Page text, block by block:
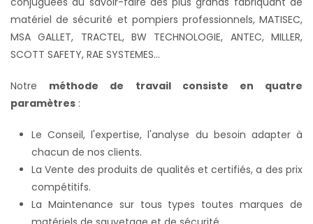
matériel de sécurité et pompiers professionnels, MATISEC,
MSA GALLET, TRACTEL, BW TECHNOLOGIE, ANTEC, MILLER,
SCOTT SAFETY, RAE SYSTEMES...
Notre méthode de travail consiste en quatre
paramètres :
Le Conseil, l'expertise, l'analyse du besoin adapter à
chacun de nos clients.
La Vente des produits de qualités et certifiés, a des prix
compétitifs.
La Maintenance sur tous types toutes marques de